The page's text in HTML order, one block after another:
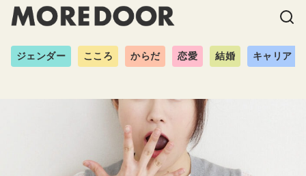
ジェンダー こころ からだ 恋愛 結婚 キャリア